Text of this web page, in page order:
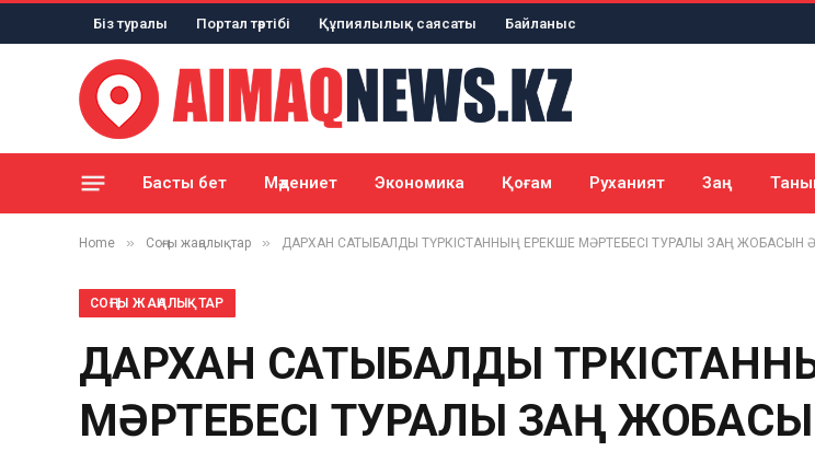
Біз туралы Портал тәртібі Құпиялылық саясаты Байланыс
Басты бет Мәдениет Экономика Қоғам Руханият Заң
Home » Соңғы жаңалықтар » ДАРХАН САТЫБАЛДЫ ТҮРКІСТАННЫҢ ЕРЕКШЕ МӘРТЕБЕСІ ТУРАЛЫ ЗАҢ ЖОБАСЫН
СОҢҒЫ ЖАҢАЛЫҚТАР
ДАРХАН САТЫБАЛДЫ
МӘРТЕБЕСІ ТУРАЛЫ ЗАҢ